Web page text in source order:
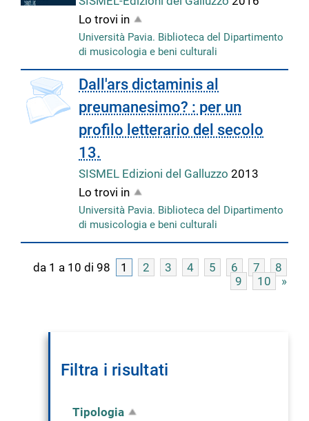
Lo trovi in
Università Pavia. Biblioteca del Dipartimento
di musicologia e beni culturali
Dall'ars dictaminis al
preumanesimo? : per un
profilo letterario del secolo
13.
SISMEL Edizioni del Galluzzo2013
Lo trovi in
Università Pavia. Biblioteca del Dipartimento
di musicologia e beni culturali
da 1 a 10 di 98 1 2 3 4 5 6 7
8
9
10 »
Filtra i risultati
Tipologia